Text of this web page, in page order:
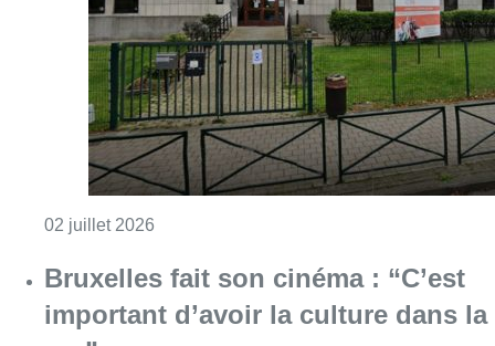
important d’avoir la culture dans la
rue”